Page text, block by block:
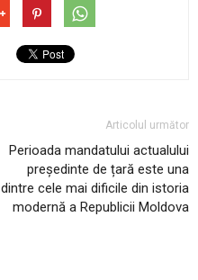
Articolul următor
Perioada mandatului actualului
președinte de țară este una
dintre cele mai dificile din istoria
modernă a Republicii Moldova